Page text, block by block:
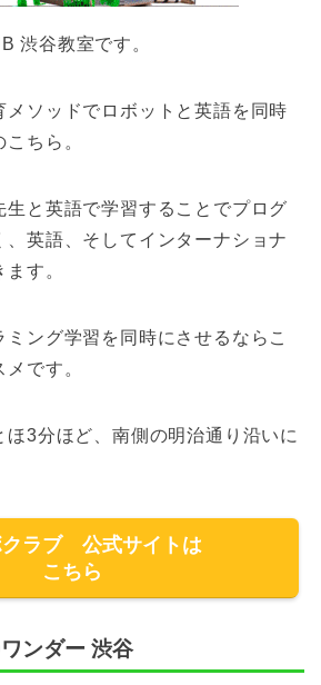
渋谷教室です。
メソッドでロボットと英語を同時
ちら。
生と英語で学習することでプログ
、英語、そしてインターナショナ
す。
ング学習を同時にさせるならこ
です。
ほ3分ほど、南側の明治通り沿いに
クラブ 公式サイトは
こちら
ンダー 渋谷